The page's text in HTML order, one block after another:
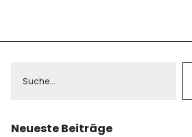
Neueste Beiträge